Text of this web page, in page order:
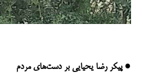
● پیکر رضا یحیایی بر دست‌های مردم